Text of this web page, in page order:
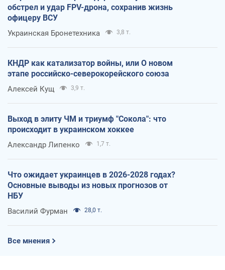
обстрел и удар FPV-дрона, сохранив жизнь
офицеру ВСУ
Украинская Бронетехника 3,8 т.
КНДР как катализатор войны, или О новом
этапе российско-северокорейского союза
Алексей Кущ 3,9 т.
Выход в элиту ЧМ и триумф "Сокола": что
происходит в украинском хоккее
Александр Липенко 1,7 т.
Что ожидает украинцев в 2026-2028 годах?
Основные выводы из новых прогнозов от
НБУ
Василий Фурман 28,0 т.
Все мнения